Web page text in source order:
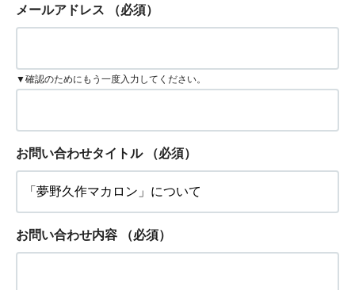
メールアドレス （必須）
▼確認のためにもう一度入力してください。
お問い合わせタイトル （必須）
お問い合わせ内容 （必須）